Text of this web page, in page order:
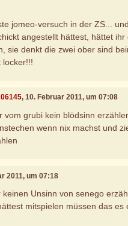
jomeo-versuch in der ZS...
angestellt hättest, hättet ihr
sie denkt die zwei ober sind
locker!!!
, 10. Februar 2011, um 07:08
vom grubi kein blödsinn
wenn nix machst und
2011, um 07:18
keinen Unsinn von senego
mitspielen müssen das es